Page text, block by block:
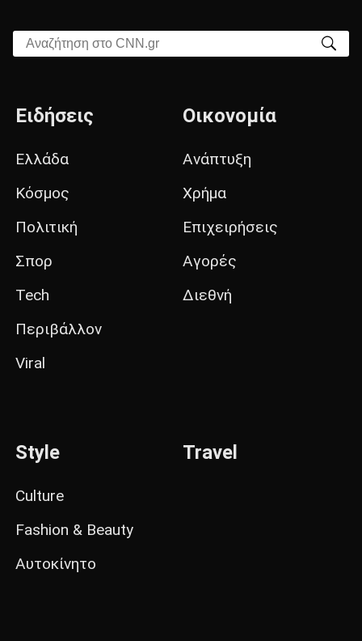
Αναζήτηση στο CNN.gr
Ειδήσεις
Ελλάδα
Κόσμος
Πολιτική
Σπορ
Tech
Περιβάλλον
Viral
Οικονομία
Ανάπτυξη
Χρήμα
Επιχειρήσεις
Αγορές
Διεθνή
Style
Culture
Fashion & Beauty
Αυτοκίνητο
Travel